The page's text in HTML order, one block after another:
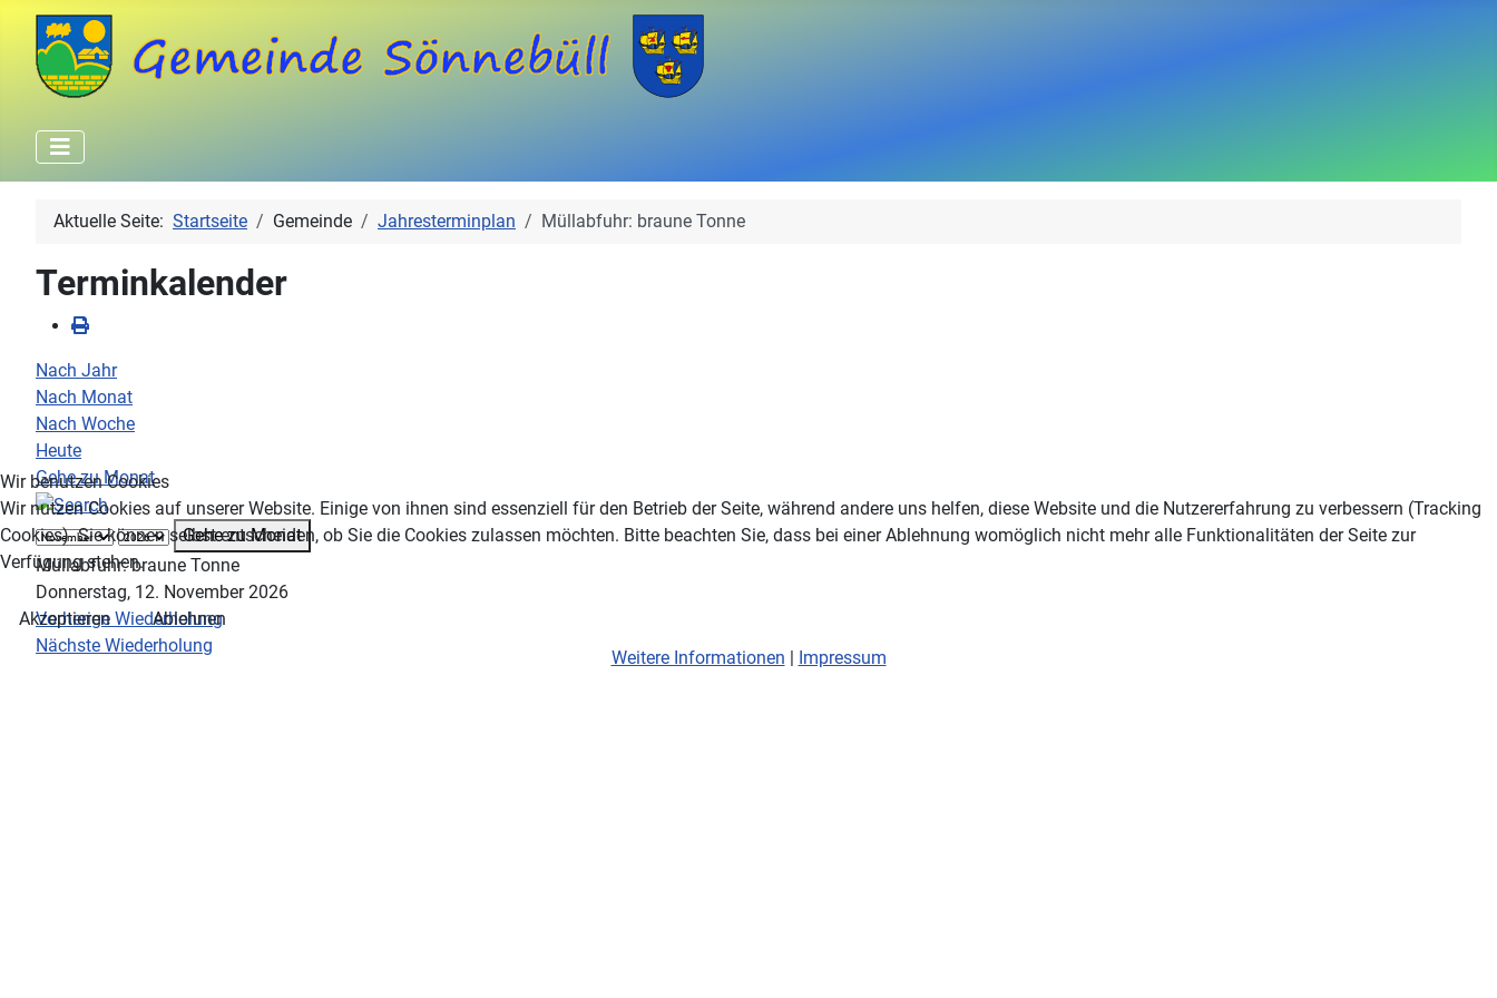
Aktuelle Seite: Startseite Gemeinde Jahresterminplan Müllabfuhr: braune Tonne
Terminkalender
Nach Jahr
Nach Monat
Nach Woche
Heute
Gehe zu Monat
Gehe zu Monat
Müllabfuhr: braune Tonne
Donnerstag, 12. November 2026
Vorherige Wiederholung
Nächste Wiederholung
Wir benutzen Cookies
Wir nutzen Cookies auf unserer Website. Einige von ihnen sind essenziell für den Betrieb der Seite, während andere uns helfen, diese Website und die Nutzererfahrung zu verbessern (Tracking
Cookies). Sie können selbst entscheiden, ob Sie die Cookies zulassen möchten. Bitte beachten Sie, dass bei einer Ablehnung womöglich nicht mehr alle Funktionalitäten der Seite zur
Verfügung stehen.
Akzeptieren
Ablehnen
Weitere Informationen | Impressum